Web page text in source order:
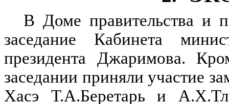
В Доме правительства и
заседание Кабинета
президента Джаримова.
заседании приняли участие
Хасэ Т.А.Беретарь и